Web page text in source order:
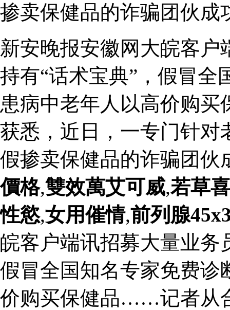
掺卖保健品的诈骗团伙成
新安晚报安徽网大皖客
持有“话术宝典”，假冒全
患病中老年人以高价购
获悉，近日，一专门针对
假掺卖保健品的诈骗团
價格,雙效萬艾可威,若草
性慾,女用催情,前列腺
皖客户端讯招募大量业务
假冒全国知名专家免费诊
价购买保健品……记者从